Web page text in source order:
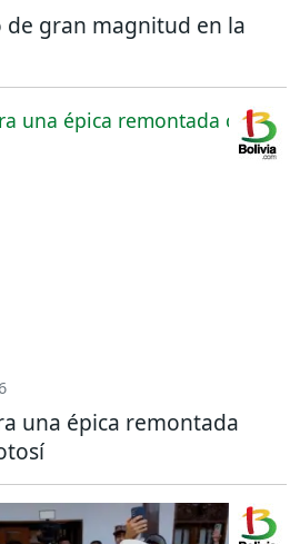
gran magnitud en la
una épica remontada